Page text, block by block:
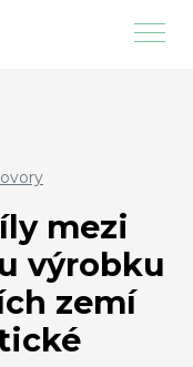
mezi
výrobku
zemí